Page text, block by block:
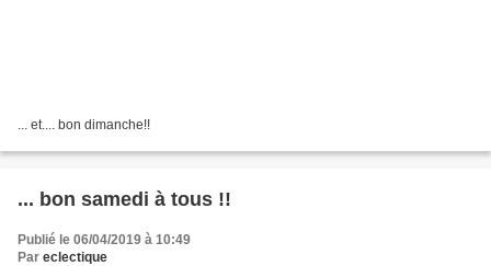
... et.... bon dimanche!!
... bon samedi à tous !!
Publié le 06/04/2019 à 10:49
Par eclectique